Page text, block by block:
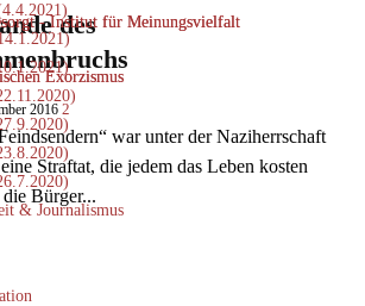
& Journalismus
des
2016 2
war unter der Naziherrschaft
Straftat, die jedem das Leben kosten
Bürger...